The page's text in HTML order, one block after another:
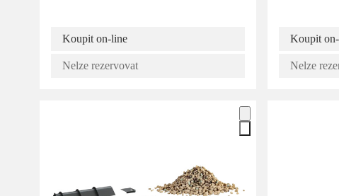
Koupit on-line
Nelze rezervovat
Koupit
Nelze